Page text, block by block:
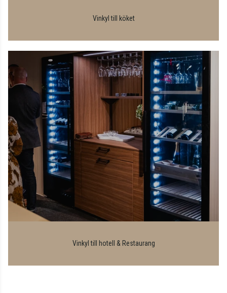
Vinkyl till köket
Vinkyl till hotell & Restaurang